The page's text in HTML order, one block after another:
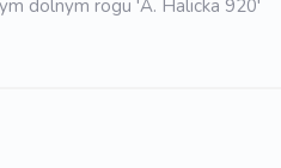
dolnym rogu 'A. Halicka 920'